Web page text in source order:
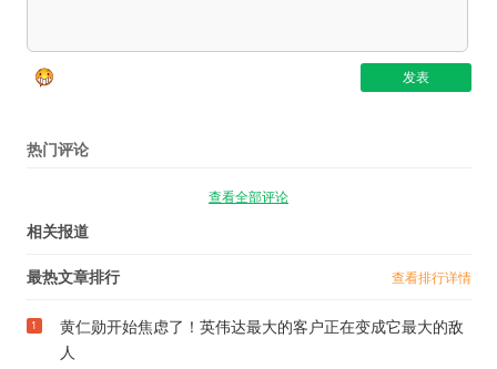
热门评论
查看全部评论
相关报道
最热文章排行 查看排行详情
1
黄仁勋开始焦虑了！英伟达最大的客户正在变成它最大的敌
人